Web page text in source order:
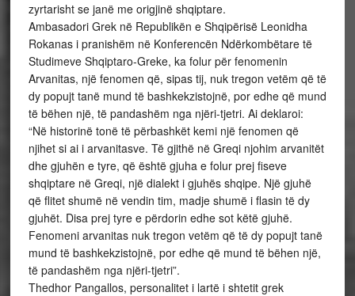
zyrtarisht se janë me origjinë shqiptare.
Ambasadori Grek në Republikën e Shqipërisë Leonidha
Rokanas i pranishëm në Konferencën Ndërkombëtare të
Studimeve Shqiptaro-Greke, ka folur për fenomenin
Arvanitas, një fenomen që, sipas tij, nuk tregon vetëm që të
dy popujt tanë mund të bashkekzistojnë, por edhe që mund
të bëhen një, të pandashëm nga njëri-tjetri. Ai deklaroi:
“Në historinë tonë të përbashkët kemi një fenomen që
njihet si ai i arvanitasve. Të gjithë në Greqi njohim arvanitët
dhe gjuhën e tyre, që është gjuha e folur prej fiseve
shqiptare në Greqi, një dialekt i gjuhës shqipe. Një gjuhë
që flitet shumë në vendin tim, madje shumë i flasin të dy
gjuhët. Disa prej tyre e përdorin edhe sot këtë gjuhë.
Fenomeni arvanitas nuk tregon vetëm që të dy popujt tanë
mund të bashkekzistojnë, por edhe që mund të bëhen një,
të pandashëm nga njëri-tjetri”.
Thedhor Pangallos, personalitet i lartë i shtetit grek